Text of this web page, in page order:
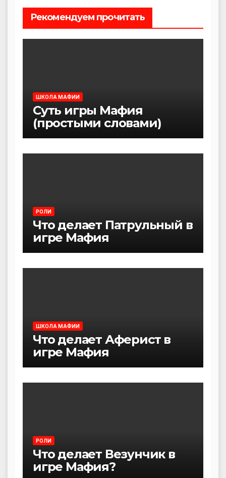
Рекомендуем прочитать
ШКОЛА МАФИИ
Суть игры Мафия
(простыми словами)
РОЛИ
Что делает Патрульный в
игре Мафия
ШКОЛА МАФИИ
Что делает Аферист в
игре Мафия
РОЛИ
Что делает Везунчик в
игре Мафия?